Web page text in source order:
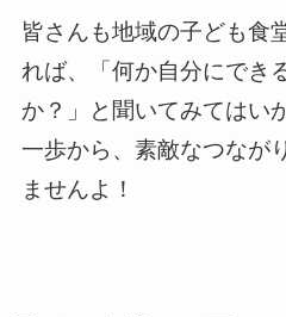
皆さんも地域の子ども食
れば、「何か自分にでき
か？」と聞いてみてはい
一歩から、素敵なつなが
ませんよ！